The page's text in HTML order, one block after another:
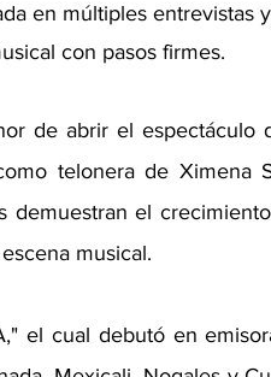
en múltiples entrevistas
con pasos firmes.
de abrir el espectáculo
telonera de Ximena
demuestran el
musical.
el cual debutó en